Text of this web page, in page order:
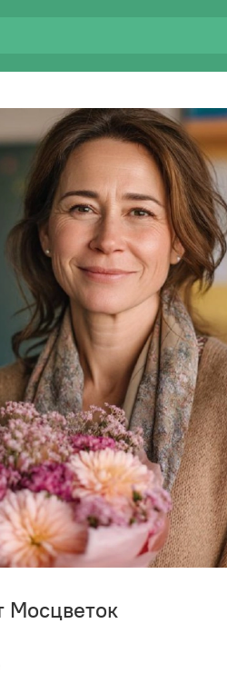
Мосцветок